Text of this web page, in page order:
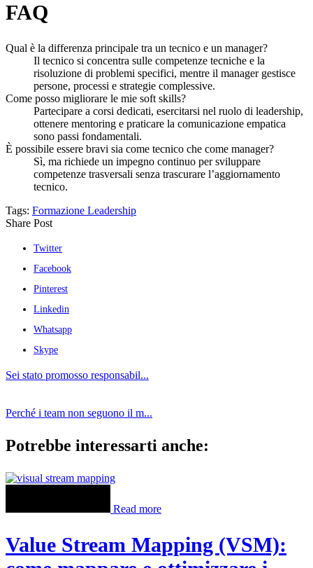
FAQ
Qual è la differenza principale tra un tecnico e un manager?
Il tecnico si concentra sulle competenze tecniche e la
risoluzione di problemi specifici, mentre il manager gestisce
persone, processi e strategie complessive.
Come posso migliorare le mie soft skills?
Partecipare a corsi dedicati, esercitarsi nel ruolo di leadership,
ottenere mentoring e praticare la comunicazione empatica
sono passi fondamentali.
È possibile essere bravi sia come tecnico che come manager?
Sì, ma richiede un impegno continuo per sviluppare
competenze trasversali senza trascurare l’aggiornamento
tecnico.
Tags: Formazione Leadership
Share Post
Twitter
Facebook
Pinterest
Linkedin
Whatsapp
Skype
Sei stato promosso responsabil...
Perché i team non seguono il m...
Potrebbe interessarti anche:
Read more
Value Stream Mapping (VSM):